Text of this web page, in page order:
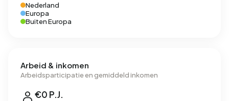
Nederland
Europa
Buiten Europa
Arbeid & inkomen
Arbeidsparticipatie en gemiddeld inkomen
€0 P.J.